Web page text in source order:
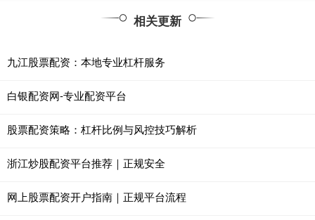
相关更新
九江股票配资：本地专业杠杆服务
白银配资网-专业配资平台
股票配资策略：杠杆比例与风控技巧解析
浙江炒股配资平台推荐｜正规安全
网上股票配资开户指南｜正规平台流程